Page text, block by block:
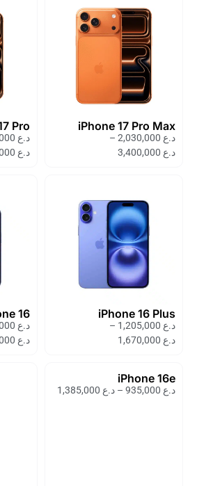
iPhone 17 Pro Max
د.ع
–
د.ع
Pro
د.ع
د.ع
iPhone 16 Plus
د.ع
–
د.ع
16
د.ع
د.ع
iPhone 16e
د.ع – د.ع